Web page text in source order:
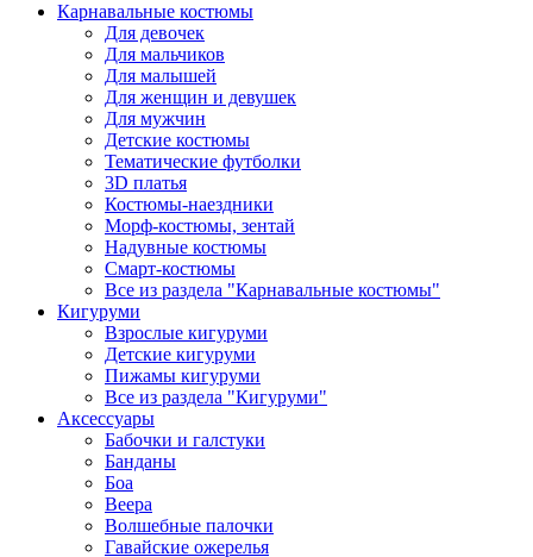
Карнавальные костюмы
Для девочек
Для мальчиков
Для малышей
Для женщин и девушек
Для мужчин
Детские костюмы
Тематические футболки
3D платья
Костюмы-наездники
Морф-костюмы, зентай
Надувные костюмы
Смарт-костюмы
Все из раздела "Карнавальные костюмы"
Кигуруми
Взрослые кигуруми
Детские кигуруми
Пижамы кигуруми
Все из раздела "Кигуруми"
Аксессуары
Бабочки и галстуки
Банданы
Боа
Веера
Волшебные палочки
Гавайские ожерелья